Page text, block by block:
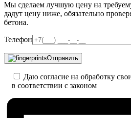
Мы сделаем лучшую цену на
дадут цену ниже, обязательно
бетона.
Телефон
Отправить
Даю согласие на обработку
в соответствии с законом